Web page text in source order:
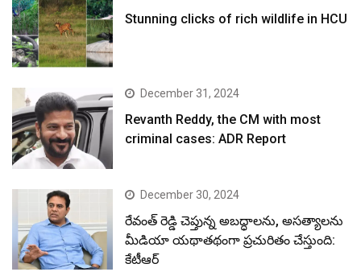
Stunning clicks of rich wildlife in HCU
December 31, 2024
Revanth Reddy, the CM with most
criminal cases: ADR Report
December 30, 2024
రేవంత్ రెడ్డి చెప్తున్న అబద్ధాలను, అసత్యాలను
మీడియా యథాతథంగా ప్రచురితం చేస్తుంది:
కేటీఆర్